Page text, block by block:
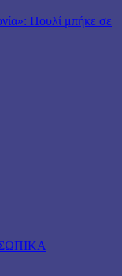
Πουλί μπήκε σε